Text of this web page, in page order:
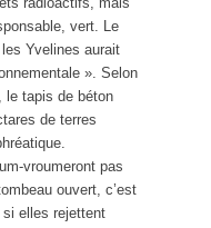
vert. Le
Yvelines aurait
». Selon
le tapis de béton
de terres
vroumeront pas
ouvert, c’est
si elles rejettent